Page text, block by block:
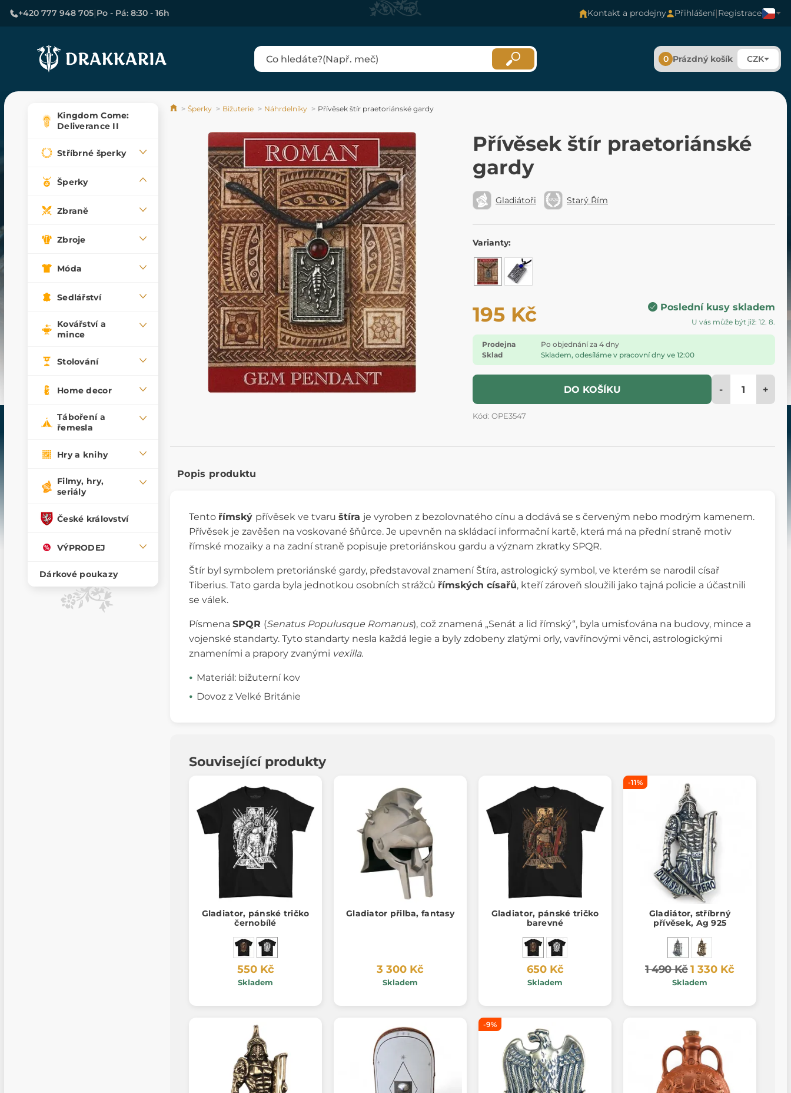
+420 777 948 705|Po - Pá: 8:30 - 16h Kontakt a prodejny Přihlášení|Registrace
0 Prázdný košík CZK
Kingdom Come:
Deliverance II
Stříbrné šperky
Šperky
Zbraně
Zbroje
Móda
Sedlářství
Kovářství a
mince
Stolování
Home decor
Táboření a
řemesla
Hry a knihy
Filmy, hry,
seriály
České království
VÝPRODEJ
Dárkové poukazy
Šperky Bižuterie Náhrdelníky Přívěsek štír praetoriánské gardy
Přívěsek štír praetoriánské
gardy
Gladiátoři Starý Řím
Varianty:
195 Kč Poslední kusy skladem
U vás může být již: 12. 8.
Prodejna
Po objednání za 4 dny
Sklad
Skladem, odesíláme v pracovní dny ve 12:00
DO KOŠÍKU - +
Kód: OPE3547
Popis produktu
Tento římský přívěsek ve tvaru štíra je vyroben z bezolovnatého cínu a dodává se s červeným nebo modrým kamenem.
Přívěsek je zavěšen na voskované šňůrce. Je upevněn na skládací informační kartě, která má na přední straně motiv
římské mozaiky a na zadní straně popisuje pretoriánskou gardu a význam zkratky SPQR.
Štír byl symbolem pretoriánské gardy, představoval znamení Štíra, astrologický symbol, ve kterém se narodil císař
Tiberius. Tato garda byla jednotkou osobních strážců římských císařů, kteří zároveň sloužili jako tajná policie a účastnili
se válek.
Písmena SPQR (Senatus Populusque Romanus), což znamená „Senát a lid římský“, byla umisťována na budovy, mince a
vojenské standarty. Tyto standarty nesla každá legie a byly zdobeny zlatými orly, vavřínovými věnci, astrologickými
znameními a prapory zvanými vexilla.
Materiál: bižuterní kov
Dovoz z Velké Británie
Související produkty
Gladiator, pánské tričko
černobílé
550 Kč
Skladem
Gladiator přilba, fantasy
3 300 Kč
Skladem
Gladiator, pánské tričko
barevné
650 Kč
Skladem
-11%
Gladiátor, stříbrný
přívěsek, Ag 925
1 490 Kč1 330 Kč
Skladem
-9%